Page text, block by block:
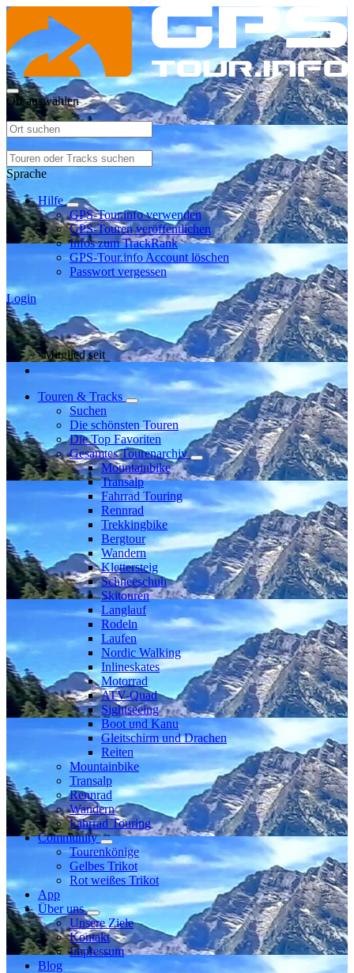
Ort auswählen
Sprache
Hilfe
GPS-Tour.info verwenden
GPS-Touren veröffentlichen
Infos zum TrackRank
GPS-Tour.info Account löschen
Passwort vergessen
Login
Mitglied seit
Touren & Tracks
Suchen
Die schönsten Touren
Die Top Favoriten
Gesamtes Tourenarchiv
Mountainbike
Transalp
Fahrrad Touring
Rennrad
Trekkingbike
Bergtour
Wandern
Klettersteig
Schneeschuh
Skitouren
Langlauf
Rodeln
Laufen
Nordic Walking
Inlineskates
Motorrad
ATV-Quad
Sightseeing
Boot und Kanu
Gleitschirm und Drachen
Reiten
Mountainbike
Transalp
Rennrad
Wandern
Fahrrad Touring
Community
Tourenkönige
Gelbes Trikot
Rot weißes Trikot
App
Über uns
Unsere Ziele
Kontakt
Impressum
Blog